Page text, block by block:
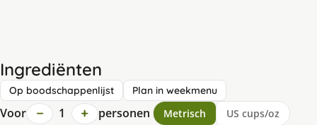
Ingrediënten
Op boodschappenlijst Plan in weekmenu
Voor − 1 + personen Metrisch US cups/oz